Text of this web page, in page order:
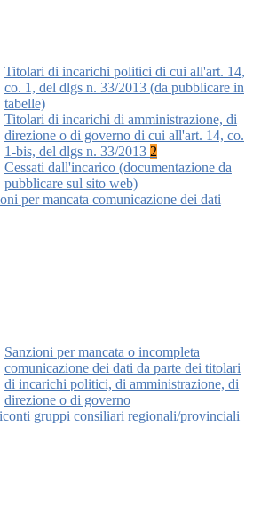
Titolari di incarichi politici di cui all'art. 14,
co. 1, del dlgs n. 33/2013 (da pubblicare in
tabelle)
Titolari di incarichi di amministrazione, di
direzione o di governo di cui all'art. 14, co.
1-bis, del dlgs n. 33/2013 2
Cessati dall'incarico (documentazione da
pubblicare sul sito web)
per mancata comunicazione dei dati
Sanzioni per mancata o incompleta
comunicazione dei dati da parte dei titolari
di incarichi politici, di amministrazione, di
direzione o di governo
gruppi consiliari regionali/provinciali